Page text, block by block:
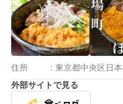
住所 : 東京都中央区日
外部サイトで見る